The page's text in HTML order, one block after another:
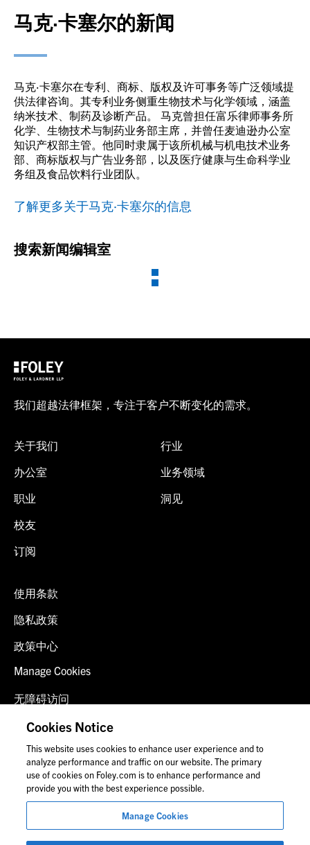
马克·卡塞尔的新闻
马克·卡塞尔在专利、商标、版权及许可事务等广泛领域提
供法律咨询。其专利业务侧重生物技术与化学领域，涵盖
纳米技术、制药及诊断产品。 马克曾担任富乐律师事务所
化学、生物技术与制药业务部主席，并曾任麦迪逊办公室
知识产权部主管。他同时隶属于该所机械与机电技术业务
部、商标版权与广告业务部，以及医疗健康与生命科学业
务组及食品饮料行业团队。
了解更多关于马克·卡塞尔的信息
搜索新闻编辑室
我们超越法律框架，专注于客户不断变化的需求。
关于我们
办公室
职业
校友
订阅
行业
业务领域
洞见
使用条款
隐私政策
政策中心
Manage Cookies
无障碍访问
客户登录
联系我们
© 2026 福里尔·拉德纳律师事务所
律师广告
Cookies Notice
This website uses cookies to enhance user experience and to
analyze performance and traffic on our website. The primary
use of cookies on Foley.com is to enhance performance and
provide you with the best experience possible.
Manage Cookies